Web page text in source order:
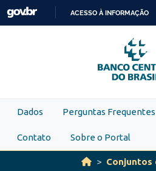
Skip to main content
PARA
O
ACESSO À INFORMAÇÃO
Dados Perguntas Frequentes
Contato Sobre o Portal
Conjuntos